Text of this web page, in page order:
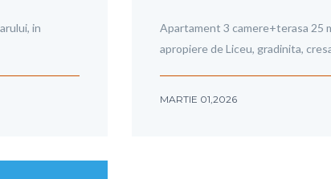
in
Apartament 3 camere+terasa 25
apropiere de Liceu, gradinita,
MARTIE 01,2026